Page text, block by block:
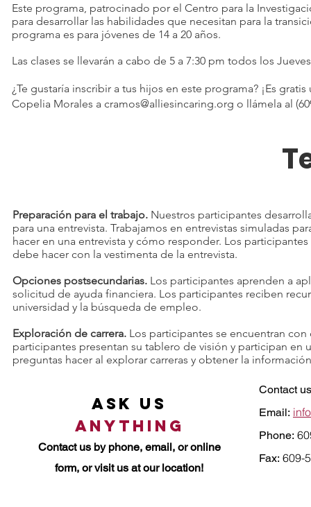
Este programa, patrocinado por el Centro para la
para desarrollar las habilidades que necesitan para la
programa es para jóvenes de 14 a 20 años.
Las clases se llevarán a cabo de 5 a 7:30 pm todos los
¿Te gustaría inscribir a tus hijos en este programa? ¡Es
Copelia Morales a cramos@alliesincaring.org o llámela al
Preparación para el trabajo. Nuestros participantes
para una entrevista. Trabajamos en entrevistas simuladas
hacer en una entrevista y cómo responder. Los
debe hacer con la vestimenta de la entrevista. ​
Opciones postsecundarias. Los participantes aprenden a
solicitud de ayuda financiera. Los participantes reciben
universidad y la búsqueda de empleo. ​
Exploración de carrera. Los participantes se encuentran
participantes presentan su tablero de visión y participan
preguntas hacer al explorar carreras y obtener la
Ask Us
Anything
Contact us byphone, email, or online
form, or visit us at our location!
Contact
Email:
Phone:
Fax: 609-